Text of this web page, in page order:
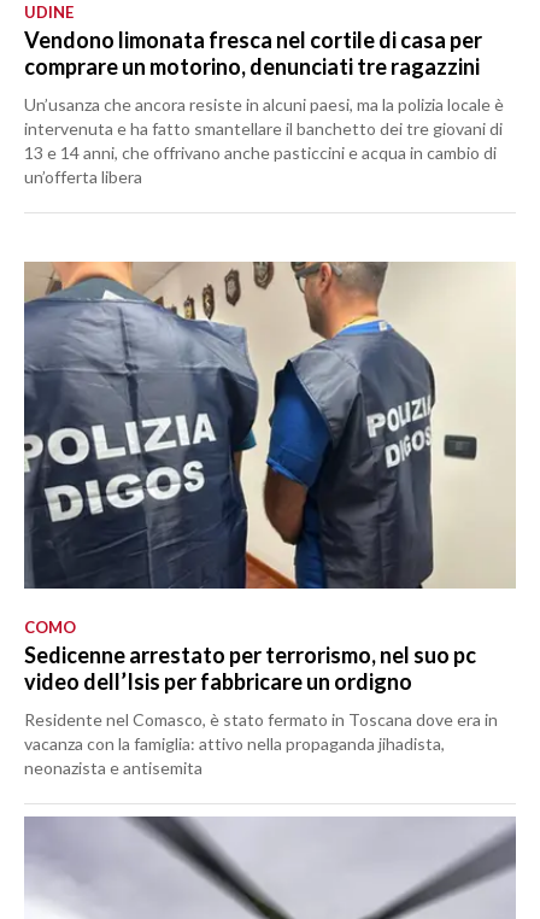
UDINE
Vendono limonata fresca nel cortile di casa per
comprare un motorino, denunciati tre ragazzini
Un’usanza che ancora resiste in alcuni paesi, ma la polizia locale è
intervenuta e ha fatto smantellare il banchetto dei tre giovani di
13 e 14 anni, che offrivano anche pasticcini e acqua in cambio di
un’offerta libera
COMO
Sedicenne arrestato per terrorismo, nel suo pc
video dell’Isis per fabbricare un ordigno
Residente nel Comasco, è stato fermato in Toscana dove era in
vacanza con la famiglia: attivo nella propaganda jihadista,
neonazista e antisemita